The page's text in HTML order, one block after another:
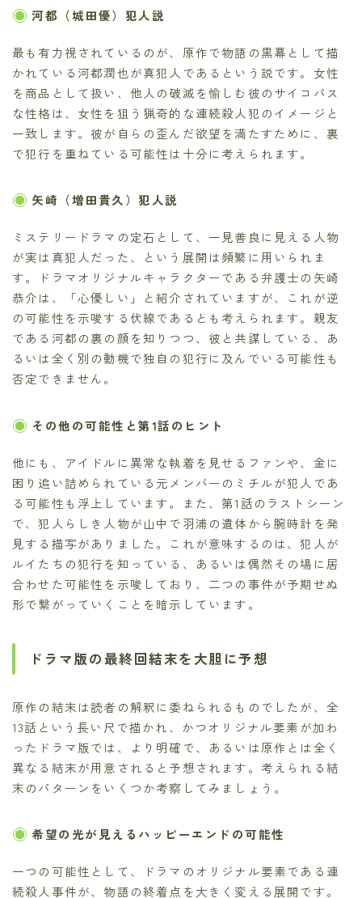
河都（城田優）犯人説
最も有力視されているのが、原作で物語の黒幕として描
かれている河都潤也が真犯人であるという説です。女性
を商品として扱い、他人の破滅を愉しむ彼のサイコパス
な性格は、女性を狙う猟奇的な連続殺人犯のイメージと
一致します。彼が自らの歪んだ欲望を満たすために、裏
で犯行を重ねている可能性は十分に考えられます。
矢崎（増田貴久）犯人説
ミステリードラマの定石として、一見善良に見える人物
が実は真犯人だった、という展開は頻繁に用いられま
す。ドラマオリジナルキャラクターである弁護士の矢崎
恭介は、「心優しい」と紹介されていますが、これが逆
の可能性を示唆する伏線であるとも考えられます。親友
である河都の裏の顔を知りつつ、彼と共謀している、あ
るいは全く別の動機で独自の犯行に及んでいる可能性も
否定できません。
その他の可能性と第1話のヒント
他にも、アイドルに異常な執着を見せるファンや、金に
困り追い詰められている元メンバーのミチルが犯人であ
る可能性も浮上しています。また、第1話のラストシーン
で、犯人らしき人物が山中で羽浦の遺体から腕時計を発
見する描写がありました。これが意味するのは、犯人が
ルイたちの犯行を知っている、あるいは偶然その場に居
合わせた可能性を示唆しており、二つの事件が予期せぬ
形で繋がっていくことを暗示しています。
ドラマ版の最終回結末を大胆に予想
原作の結末は読者の解釈に委ねられるものでしたが、全
13話という長い尺で描かれ、かつオリジナル要素が加わ
ったドラマ版では、より明確で、あるいは原作とは全く
異なる結末が用意されると予想されます。考えられる結
末のパターンをいくつか考察してみましょう。
希望の光が見えるハッピーエンドの可能性
一つの可能性として、ドラマのオリジナル要素である連
続殺人事件が、物語の終着点を大きく変える展開です。